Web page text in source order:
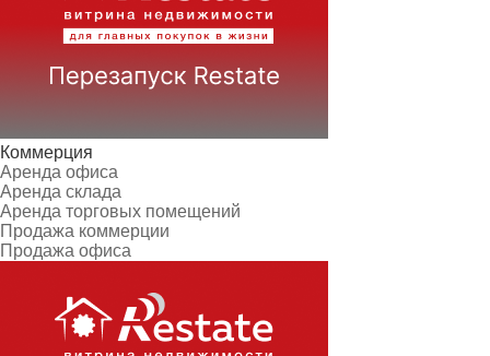
Коммерция
Аренда офиса
Аренда склада
Аренда торговых помещений
Продажа коммерции
Продажа офиса